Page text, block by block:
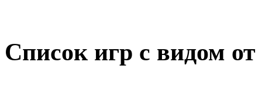
Список игр с видом